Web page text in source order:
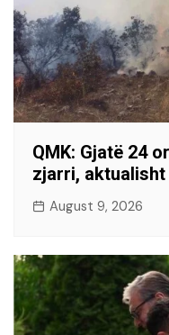
QMK: Gjatë 24
zjarri,
August 9, 2026